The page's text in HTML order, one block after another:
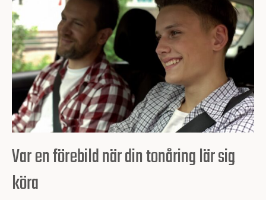
Var en förebild när din tonåring lär sig
köra